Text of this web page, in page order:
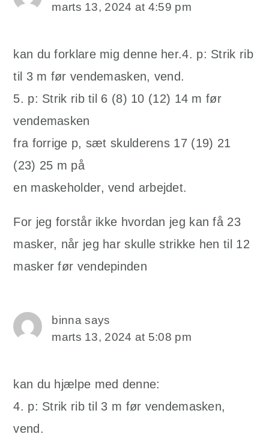
marts 13, 2024 at 4:59 pm
kan du forklare mig denne her.4. p: Strik rib
til 3 m før vendemasken, vend.
5. p: Strik rib til 6 (8) 10 (12) 14 m før
vendemasken
fra forrige p, sæt skulderens 17 (19) 21
(23) 25 m på
en maskeholder, vend arbejdet.
For jeg forstår ikke hvordan jeg kan få 23
masker, når jeg har skulle strikke hen til 12
masker før vendepinden
binna says
marts 13, 2024 at 5:08 pm
kan du hjælpe med denne:
4. p: Strik rib til 3 m før vendemasken,
vend.